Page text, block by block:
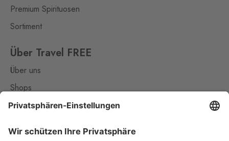
Premium Spirituosen
Sortiment
Über Travel FREE
Über uns
Shops
Kontakt
Nützliches